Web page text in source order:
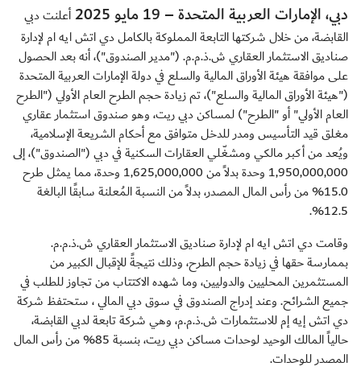
دبي، الإمارات العربية المتحدة – 19 مايو 2025
أعلنت دبي
القابضة، من خلال شركتها التابعة المملوكة بالكامل دي اتش ايه ام لإدارة
صناديق الاستثمار العقاري ش.ذ.م.م. ("مدير الصندوق")، أنه بعد الحصول
على موافقة هيئة الأوراق المالية والسلع في دولة الإمارات العربية المتحدة
("هيئة الأوراق المالية والسلع")، تم زيادة حجم الطرح العام الأولي ("الطرح
العام الأولي" أو "الطرح") لمساكن دبي ريت، وهو صندوق استثمار عقاري
مغلق قيد التأسيس ومدر للدخل متوافق مع أحكام الشريعة الإسلامية،
ويُعد من أكبر مالكي ومشغّلي العقارات السكنية في دبي ("الصندوق")، إلى
1,950,000,000 وحدة بدلاً من 1,625,000,000 وحدة، مما يمثل طرح
15.0% من رأس المال المصدر، بدلاً من النسبة المُعلنة سابقًا البالغة
12.5%.
وقامت دي اتش ايه ام لإدارة صناديق الاستثمار العقاري ش.ذ.م.م.
بممارسة حقها في زيادة حجم الطرح، وذلك نتيجةً للإقبال الكبير من
المستثمرين المحليين والدوليين، وما شهده الاكتتاب من تجاوز للطلب في
جميع الشرائح. وعند إدراج الصندوق في سوق دبي المالي ، ستحتفظ شركة
دي اتش إيه إم للاستثمارات ش.ذ.م.م، وهي شركة تابعة لدبي القابضة،
حالياً المالك الوحيد لوحدات مساكن دبي ريت، بنسبة 85% من رأس المال
المصدر للوحدات.